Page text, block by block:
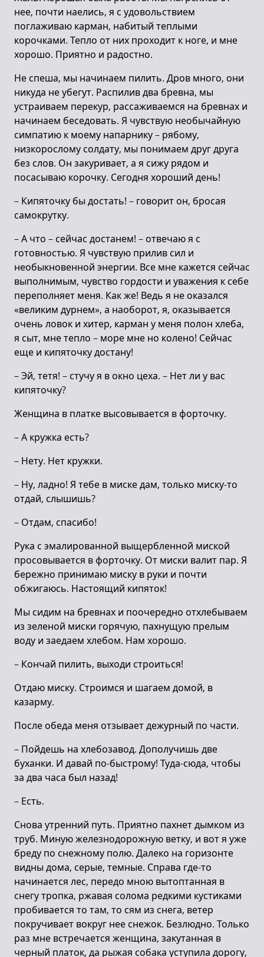
нее, почти наелись, я с удовольствием
поглаживаю карман, набитый теплыми
корочками. Тепло от них проходит к ноге, и мне
хорошо. Приятно и радостно.
Не спеша, мы начинаем пилить. Дров много, они
никуда не убегут. Распилив два бревна, мы
устраиваем перекур, рассаживаемся на бревнах и
начинаем беседовать. Я чувствую необычайную
симпатию к моему напарнику – рябому,
низкорослому солдату, мы понимаем друг друга
без слов. Он закуривает, а я сижу рядом и
посасываю корочку. Сегодня хороший день!
– Кипяточку бы достать! – говорит он, бросая
самокрутку.
– А что – сейчас достанем! – отвечаю я с
готовностью. Я чувствую прилив сил и
необыкновенной энергии. Все мне кажется сейчас
выполнимым, чувство гордости и уважения к себе
переполняет меня. Как же! Ведь я не оказался
«великим дурнем», а наоборот, я, оказывается
очень ловок и хитер, карман у меня полон хлеба,
я сыт, мне тепло – море мне но колено! Сейчас
еще и кипяточку достану!
– Эй, тетя! – стучу я в окно цеха. – Нет ли у вас
кипяточку?
Женщина в платке высовывается в форточку.
– А кружка есть?
– Нету. Нет кружки.
– Ну, ладно! Я тебе в миске дам, только миску-то
отдай, слышишь?
– Отдам, спасибо!
Рука с эмалированной выщербленной миской
просовывается в форточку. От миски валит пар. Я
бережно принимаю миску в руки и почти
обжигаюсь. Настоящий кипяток!
Мы сидим на бревнах и поочередно отхлебываем
из зеленой миски горячую, пахнущую прелым
воду и заедаем хлебом. Нам хорошо.
– Кончай пилить, выходи строиться!
Отдаю миску. Строимся и шагаем домой, в
казарму.
После обеда меня отзывает дежурный по части.
– Пойдешь на хлебозавод. Дополучишь две
буханки. И давай по-быстрому! Туда-сюда, чтобы
за два часа был назад!
– Есть.
Снова утренний путь. Приятно пахнет дымком из
труб. Миную железнодорожную ветку, и вот я уже
бреду по снежному полю. Далеко на горизонте
видны дома, серые, темные. Справа где-то
начинается лес, передо мною вытоптанная в
снегу тропка, ржавая солома редкими кустиками
пробивается то там, то сям из снега, ветер
покручивает вокруг нее снежок. Безлюдно. Только
раз мне встречается женщина, закутанная в
черный платок, да рыжая собака уступила дорогу,